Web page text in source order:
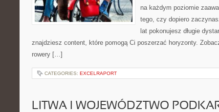
na każdym poziomie
tego, czy dopiero
lat pokonujesz długie
znajdziesz content, które pomogą Ci poszerzać horyzonty.
rowery […]
CATEGORIES: EXCELRAPORT
LITWA I WOJEWÓDZTWO